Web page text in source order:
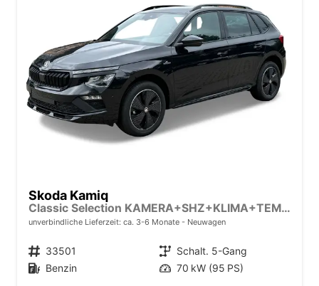
Skoda Kamiq
Classic Selection KAMERA+SHZ+KLIMA+TEMPOMAT+LED+16" LM
unverbindliche Lieferzeit: ca. 3-6 Monate Neuwagen
Fahrzeugnr. 33501 Getriebe Schalt. 5-Gang
Kraftstoff Benzin Leistung 70 kW (95 PS)